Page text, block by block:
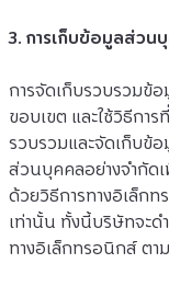
3. การเก็บข้อมูลส่วน
การจัดเก็บรวบรวมข้
ขอบเขต และใช้วิธีกา
รวบรวมและจัดเก็บข้
ส่วนบุคคลอย่างจำกัดเ
ด้วยวิธีการทางอิเล็ก
เท่านั้น ทั้งนี้บริษัทจะด
ทางอิเล็กทรอนิกส์ ต